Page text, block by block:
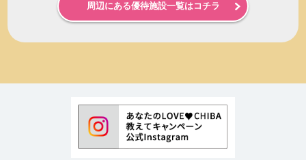
周辺にある優待施設一覧はコチラ